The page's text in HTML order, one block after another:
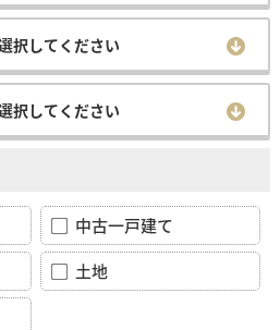
択してください
択してください
中古一戸建て
土地